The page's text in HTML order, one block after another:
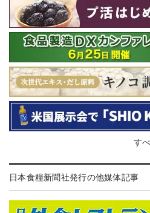
す
日本食糧新聞社発行の他媒体記事